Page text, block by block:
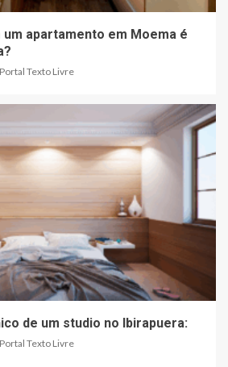
apartamento em Moema é
Portal Texto Livre
de um studio no Ibirapuera:
Portal Texto Livre